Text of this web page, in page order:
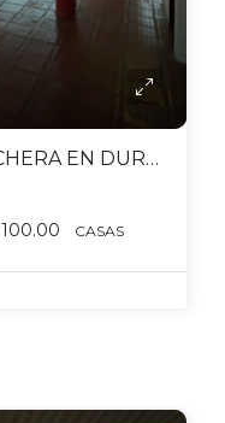
CASA EN ALQUILER C/ COCHERA EN DURAZNO
100.00 CASAS